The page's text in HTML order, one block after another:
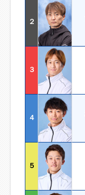
２
３
４
５